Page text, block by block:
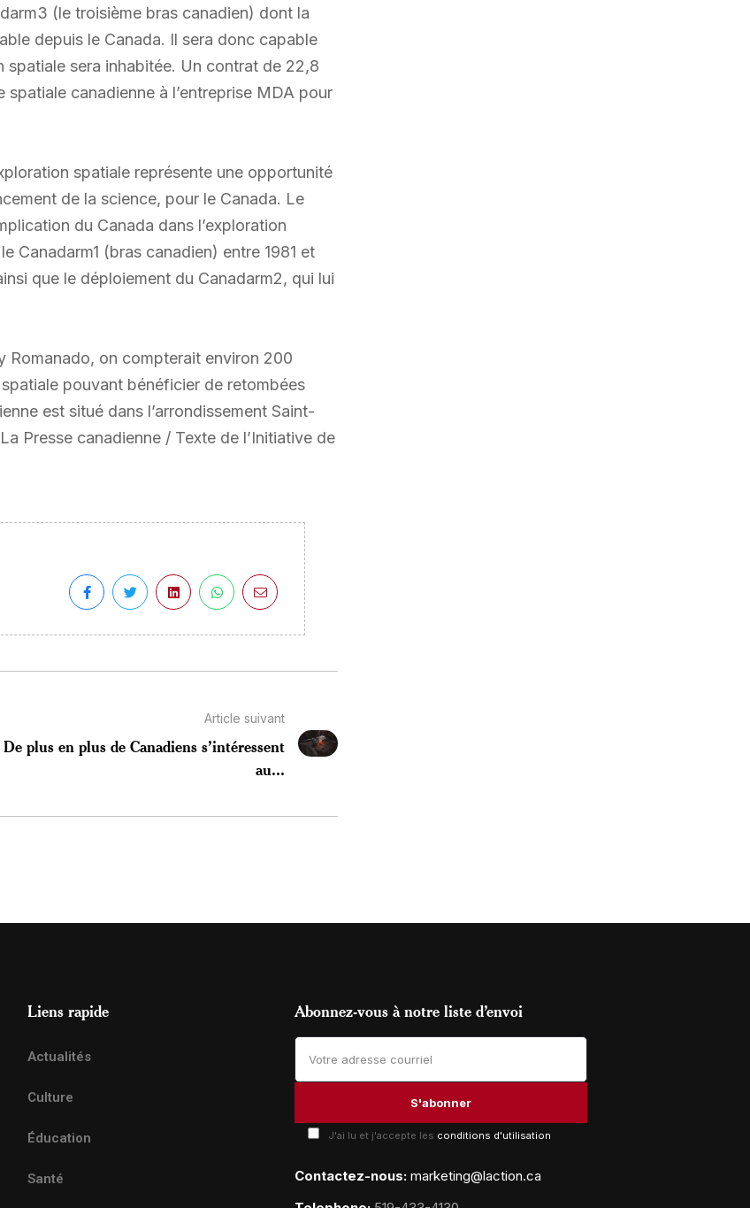
(le troisième bras canadien) dont la
depuis le Canada. Il sera donc capable
spatiale sera inhabitée. Un contrat de 22,8
spatiale canadienne à l’entreprise MDA pour
spatiale représente une opportunité
de la science, pour le Canada. Le
du Canada dans l’exploration
Canadarm1 (bras canadien) entre 1981 et
que le déploiement du Canadarm2, qui lui
Romanado, on compterait environ 200
pouvant bénéficier de retombées
est situé dans l’arrondissement Saint-
Presse canadienne / Texte de l’Initiative de
Article suivant
De plus en plus de Canadiens s’intéressent
au...
Liens rapide
Actualités
Culture
Éducation
Santé
Abonnez-vous à notre liste d’envoi
J'ai lu et j'accepte les conditions d'utilisation
Contactez-nous: marketing@laction.ca